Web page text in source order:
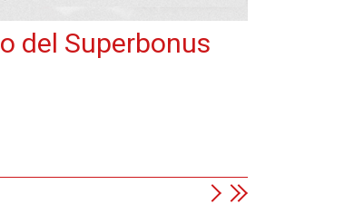
del Superbonus